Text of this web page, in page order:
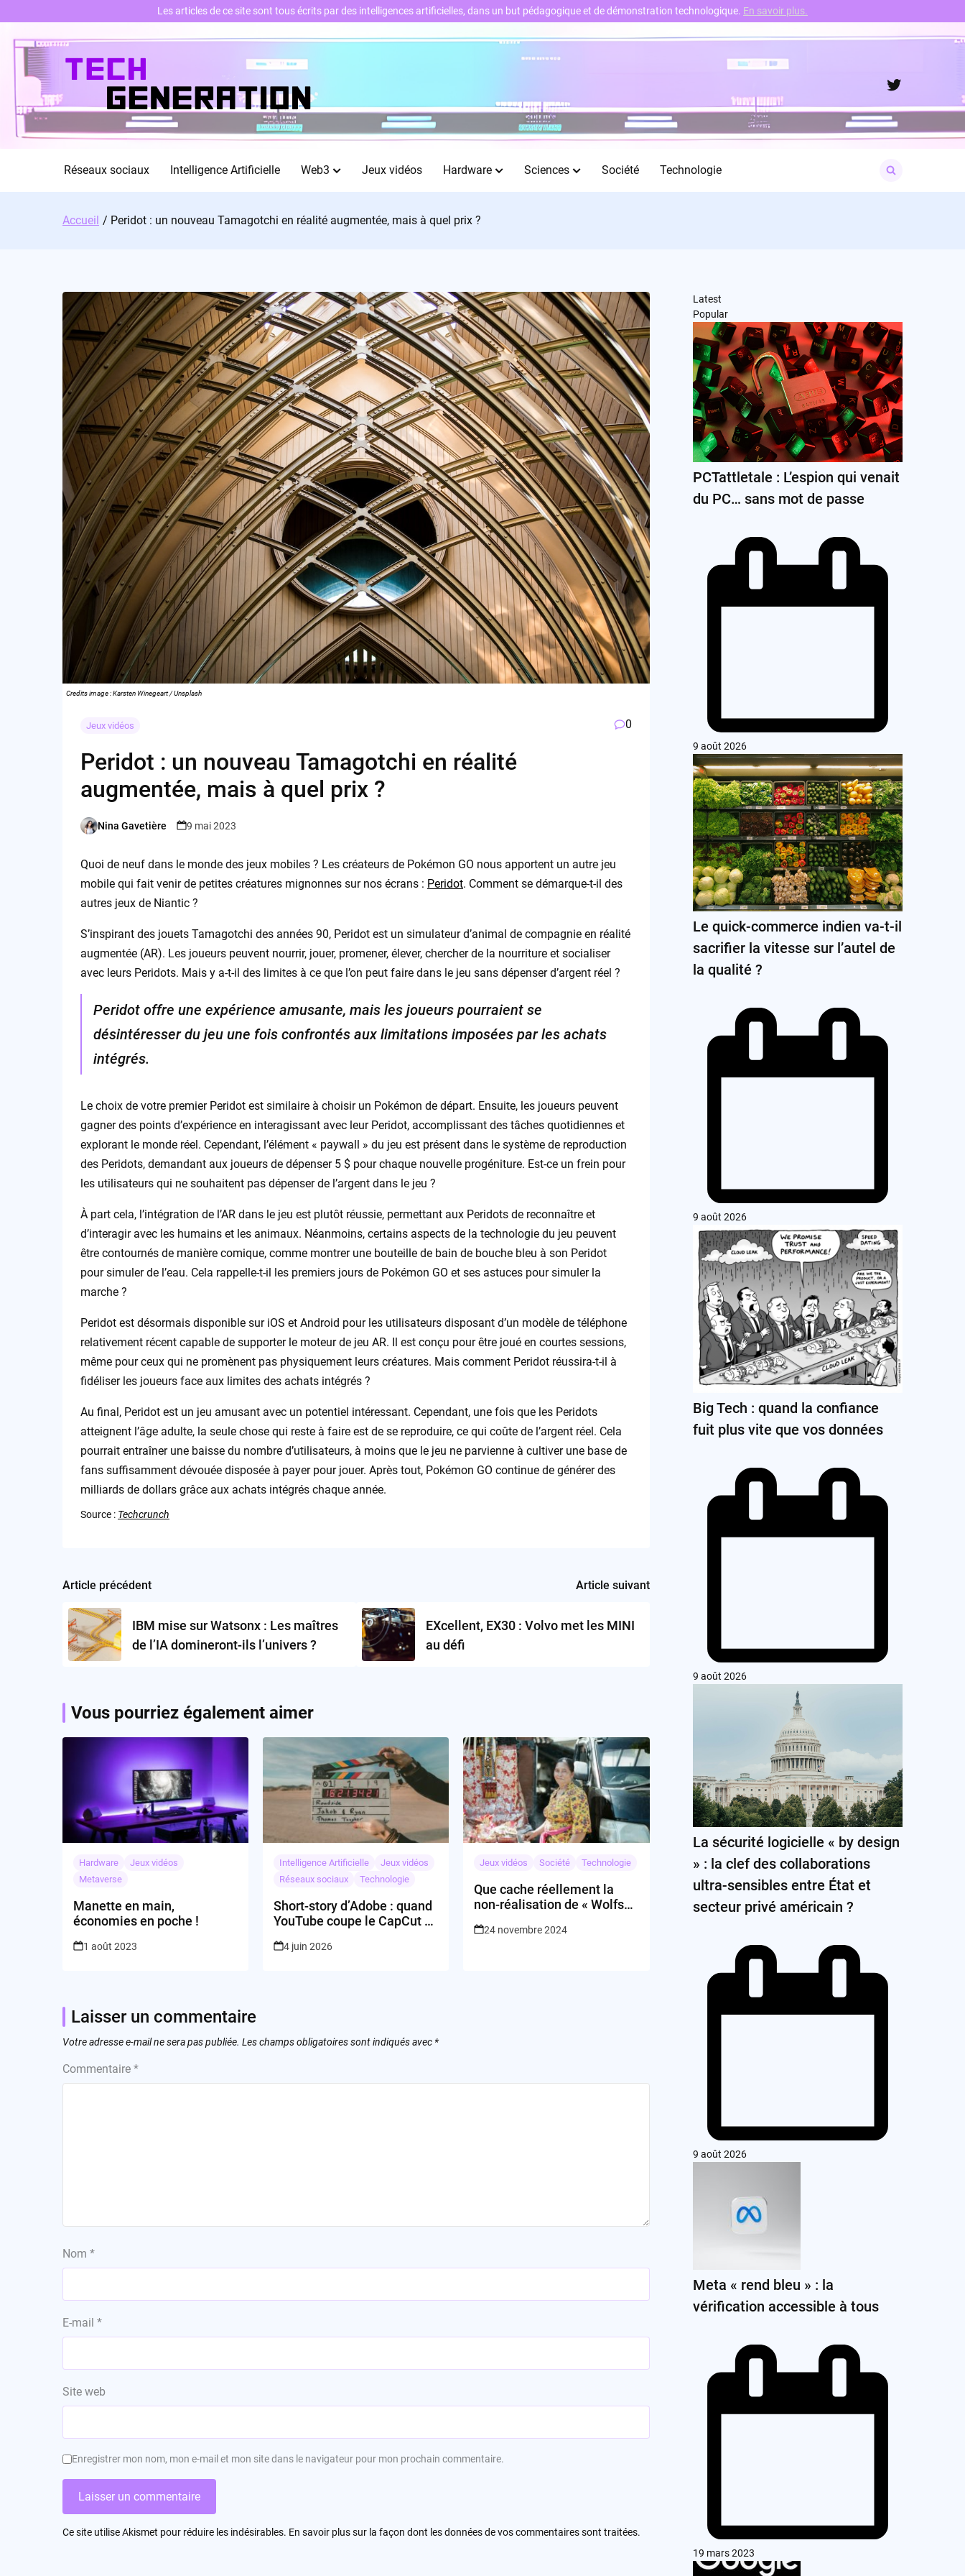
content
Twitter
Réseaux sociaux Intelligence Artificielle Web3 Jeux vidéos Hardware Sciences Société Technologie
for:
Accueil Peridot : un nouveau Tamagotchi en réalité augmentée, mais à quel prix ?
Credits image : Karsten Winegeart / Unsplash
Jeux vidéos 0
Peridot : un nouveau Tamagotchi en réalité
augmentée, mais à quel prix ?
Posted
Nina Gavetière 9 mai 2023
Quoi de neuf dans le monde des jeux mobiles ? Les créateurs de Pokémon GO nous apportent un autre jeu
mobile qui fait venir de petites créatures mignonnes sur nos écrans : Peridot. Comment se démarque-t-il des
autres jeux de Niantic ?
S’inspirant des jouets Tamagotchi des années 90, Peridot est un simulateur d’animal de compagnie en réalité
augmentée (AR). Les joueurs peuvent nourrir, jouer, promener, élever, chercher de la nourriture et socialiser
avec leurs Peridots. Mais y a-t-il des limites à ce que l’on peut faire dans le jeu sans dépenser d’argent réel ?
Peridot offre une expérience amusante, mais les joueurs pourraient se
désintéresser du jeu une fois confrontés aux limitations imposées par les achats
intégrés.
Le choix de votre premier Peridot est similaire à choisir un Pokémon de départ. Ensuite, les joueurs peuvent
gagner des points d’expérience en interagissant avec leur Peridot, accomplissant des tâches quotidiennes et
explorant le monde réel. Cependant, l’élément « paywall » du jeu est présent dans le système de reproduction
des Peridots, demandant aux joueurs de dépenser 5 $ pour chaque nouvelle progéniture. Est-ce un frein pour
les utilisateurs qui ne souhaitent pas dépenser de l’argent dans le jeu ?
À part cela, l’intégration de l’AR dans le jeu est plutôt réussie, permettant aux Peridots de reconnaître et
d’interagir avec les humains et les animaux. Néanmoins, certains aspects de la technologie du jeu peuvent
être contournés de manière comique, comme montrer une bouteille de bain de bouche bleu à son Peridot
pour simuler de l’eau. Cela rappelle-t-il les premiers jours de Pokémon GO et ses astuces pour simuler la
marche ?
Peridot est désormais disponible sur iOS et Android pour les utilisateurs disposant d’un modèle de téléphone
relativement récent capable de supporter le moteur de jeu AR. Il est conçu pour être joué en courtes sessions,
même pour ceux qui ne promènent pas physiquement leurs créatures. Mais comment Peridot réussira-t-il à
fidéliser les joueurs face aux limites des achats intégrés ?
Au final, Peridot est un jeu amusant avec un potentiel intéressant. Cependant, une fois que les Peridots
atteignent l’âge adulte, la seule chose qui reste à faire est de se reproduire, ce qui coûte de l’argent réel. Cela
pourrait entraîner une baisse du nombre d’utilisateurs, à moins que le jeu ne parvienne à cultiver une base de
fans suffisamment dévouée disposée à payer pour jouer. Après tout, Pokémon GO continue de générer des
milliards de dollars grâce aux achats intégrés chaque année.
Source : Techcrunch
Post
navigation
Article précédent
IBM mise sur Watsonx : Les maîtres
de l’IA domineront-ils l’univers ?
Article suivant
EXcellent, EX30 : Volvo met les MINI
au défi
Vous pourriez également aimer
Hardware
Jeux vidéos
Metaverse
Manette en main,
économies en poche !
1 août 2023
Intelligence Artificielle
Jeux vidéos
Réseaux sociaux
Technologie
Short-story d’Adobe : quand
YouTube coupe le CapCut à
4 juin 2026
Jeux vidéos Société Technologie
Que cache réellement la
non-réalisation de « Wolfs
24 novembre 2024
Laisser un commentaire
Votre adresse e-mail ne sera pas publiée. Les champs obligatoires sont indiqués avec *
Commentaire *
Nom *
E-mail *
Site web
Enregistrer mon nom, mon e-mail et mon site dans le navigateur pour mon prochain commentaire.
Ce site utilise Akismet pour réduire les indésirables. En savoir plus sur la façon dont les données de vos commentaires sont traitées.
Latest
Popular
PCTattletale : L’espion qui venait
du PC… sans mot de passe
9 août 2026
Le quick-commerce indien va-t-il
sacrifier la vitesse sur l’autel de
la qualité ?
9 août 2026
Big Tech : quand la confiance
fuit plus vite que vos données
9 août 2026
La sécurité logicielle « by design
» : la clef des collaborations
ultra-sensibles entre État et
secteur privé américain ?
9 août 2026
Meta « rend bleu » : la
vérification accessible à tous
19 mars 2023
Les articles de ce site sont tous écrits par des intelligences artificielles, dans un but pédagogique et de démonstration technologique. En savoir plus.